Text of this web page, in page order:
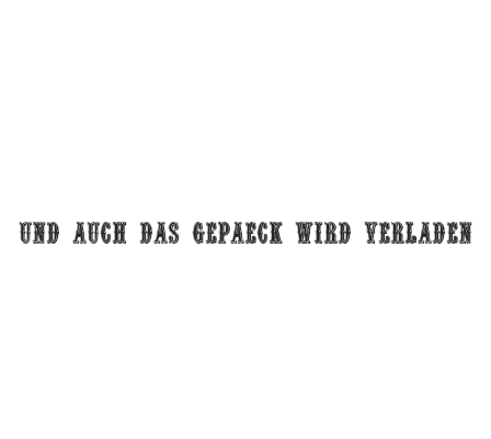
und auch das gepaeck wird verladen